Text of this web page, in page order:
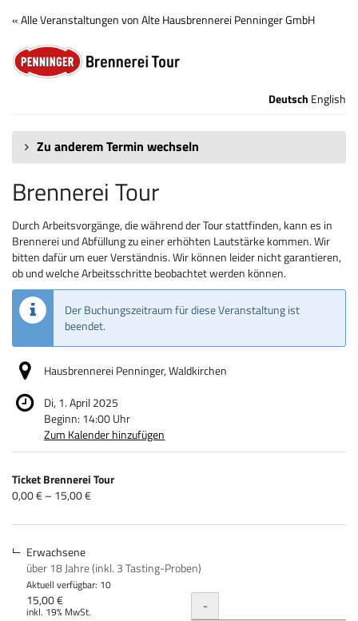
Zum
Haupt-
Inhalt
springen
« Alle Veranstaltungen von Alte Hausbrennerei Penninger GmbH
Brennerei
Tour Deutsch English
Zu anderem Termin wechseln
Brennerei Tour
Durch Arbeitsvorgänge, die während der Tour stattfinden, kann es in
Brennerei und Abfüllung zu einer erhöhten Lautstärke kommen. Wir
bitten dafür um euer Verständnis. Wir können leider nicht garantieren,
ob und welche Arbeitsschritte beobachtet werden können.
Der Buchungszeitraum für diese Veranstaltung ist
beendet.
Hausbrennerei Penninger, Waldkirchen
Di, 1. April 2025
Beginn: 14:00Uhr
Zum Kalender hinzufügen
Produkte
Unkategorisierte
Produkte
Ticket Brennerei Tour
von
bis
0,00 € – 15,00 €
Erwachsene
über 18 Jahre (inkl. 3 Tasting-Proben)
Aktuell verfügbar: 10
15,00 €
inkl. 19% MwSt. Menge
-